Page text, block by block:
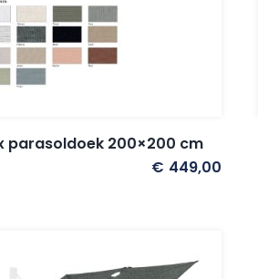
parasoldoek 200×200 cm
€ 449,00